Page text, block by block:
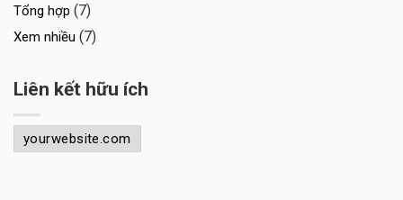
Tổng hợp (7)
Xem nhiều (7)
Liên kết hữu ích
yourwebsite.com